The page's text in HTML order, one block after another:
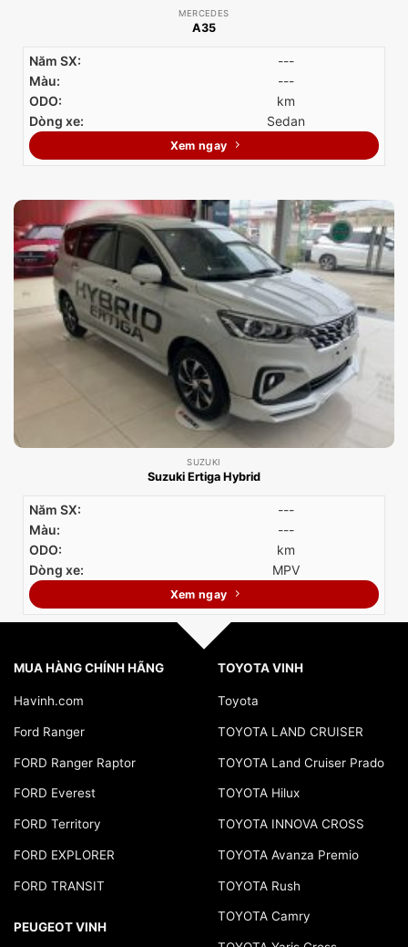
MERCEDES
A35
Năm SX:
---
Màu:
---
ODO:
km
Dòng xe:
Sedan
Xem ngay
SUZUKI
Suzuki Ertiga Hybrid
Năm SX:
---
Màu:
---
ODO:
km
Dòng xe:
MPV
Xem ngay
MUA HÀNG CHÍNH HÃNG
Havinh.com
Ford Ranger
FORD Ranger Raptor
FORD Everest
FORD Territory
FORD EXPLORER
FORD TRANSIT
PEUGEOT VINH
TOYOTA VINH
Toyota
TOYOTA LAND CRUISER
TOYOTA Land Cruiser Prado
TOYOTA Hilux
TOYOTA INNOVA CROSS
TOYOTA Avanza Premio
TOYOTA Rush
TOYOTA Camry